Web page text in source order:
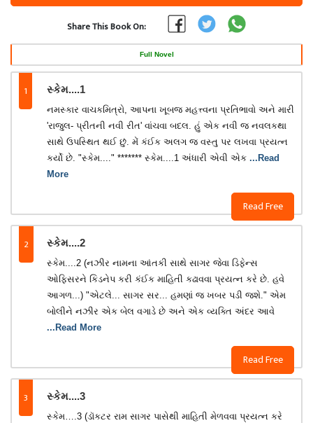
Share This Book On:
Full Novel
1 સ્કેમ....1
Read Free
નમસ્કાર વાચકમિત્રો, આપના ખૂબજ મહત્ત્વના પ્રતિભાવો અને મારી
'રાજુલ- પ્રીતની નવી રીત' વાંચવા બદલ. હું એક નવી જ નવલકથા
સાથે ઉપસ્થિત થઈ છું. મેં કંઈક અલગ જ વસ્તુ પર લખવા પ્રયત્ન
કર્યો છે. "સ્કેમ...." ******* સ્કેમ....1 અંધારી એવી એક ...Read
More
2 સ્કેમ....2
Read Free
સ્કેમ....2 (નઝીર નામના આંતકી સાથે સાગર જેવા ડિફેન્સ
ઓફિસરને કિડનેપ કરી કંઈક માહિતી કઢાવવા પ્રયત્ન કરે છે. હવે
આગળ...) "એટલે... સાગર સર... હમણાં જ ખબર પડી જશે." એમ
બોલીને નઝીર એક બેલ વગાડે છે અને એક વ્યક્તિ અંદર આવે
...Read More
3 સ્કેમ....3
સ્કેમ….3 (ડૉકટર રામ સાગર પાસેથી માહિતી મેળવવા પ્રયત્ન કરે